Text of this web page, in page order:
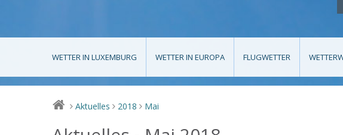
WETTER IN LUXEMBURG WETTER IN EUROPA FLUGWETTER
> Aktuelles > 2018 > Mai